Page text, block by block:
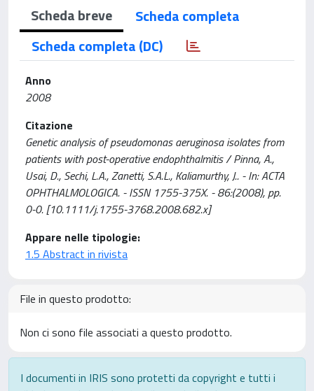
Scheda breve
Scheda completa
Scheda completa (DC)
Anno
2008
Citazione
Genetic analysis of pseudomonas aeruginosa isolates from
patients with post-operative endophthalmitis / Pinna, A.,
Usai, D., Sechi, L.A., Zanetti, S.A.L., Kaliamurthy, J.. - In: ACTA
OPHTHALMOLOGICA. - ISSN 1755-375X. - 86:(2008), pp.
0-0. [10.1111/j.1755-3768.2008.682.x]
Appare nelle tipologie:
1.5 Abstract in rivista
File in questo prodotto:
Non ci sono file associati a questo prodotto.
I documenti in IRIS sono protetti da copyright e tutti i